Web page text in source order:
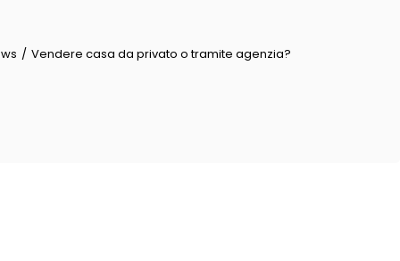
Vendere casa da privato o tramite agenzia?